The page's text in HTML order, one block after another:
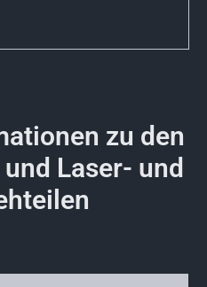
zu den
Laser- und